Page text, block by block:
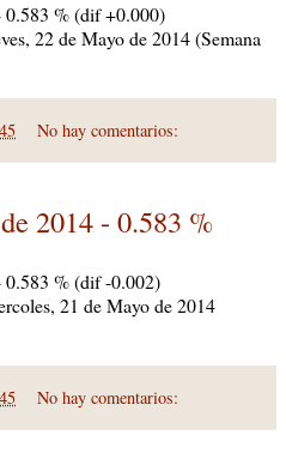
0.583 % (dif +0.000)
22 de Mayo de 2014 (Semana
No hay comentarios:
2014 - 0.583 %
% (dif -0.002)
21 de Mayo de 2014
No hay comentarios: